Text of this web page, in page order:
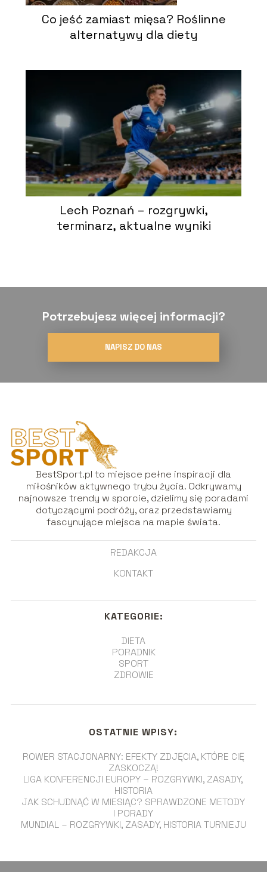
Co jeść zamiast mięsa? Roślinne
alternatywy dla diety
Lech Poznań – rozgrywki,
terminarz, aktualne wyniki
Potrzebujesz więcej informacji?
NAPISZ DO NAS
BestSport.pl to miejsce pełne inspiracji dla
miłośników aktywnego trybu życia. Odkrywamy
najnowsze trendy w sporcie, dzielimy się poradami
dotyczącymi podróży, oraz przedstawiamy
fascynujące miejsca na mapie świata.
REDAKCJA
KONTAKT
KATEGORIE:
DIETA
PORADNIK
SPORT
ZDROWIE
OSTATNIE WPISY:
ROWER STACJONARNY: EFEKTY ZDJĘCIA, KTÓRE CIĘ
ZASKOCZĄ!
LIGA KONFERENCJI EUROPY – ROZGRYWKI, ZASADY,
HISTORIA
JAK SCHUDNĄĆ W MIESIĄC? SPRAWDZONE METODY
I PORADY
MUNDIAL – ROZGRYWKI, ZASADY, HISTORIA TURNIEJU